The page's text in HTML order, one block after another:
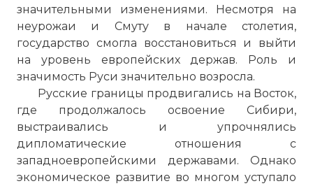
значительными изменениями. Несмотря на
неурожаи и Смуту в начале столетия,
государство смогла восстановиться и выйти
на уровень европейских держав. Роль и
значимость Руси значительно возросла.
Русские границы продвигались на Восток,
где продолжалось освоение Сибири,
выстраивались и упрочнялись
дипломатические отношения с
западноевропейскими державами. Однако
экономическое развитие во многом уступало